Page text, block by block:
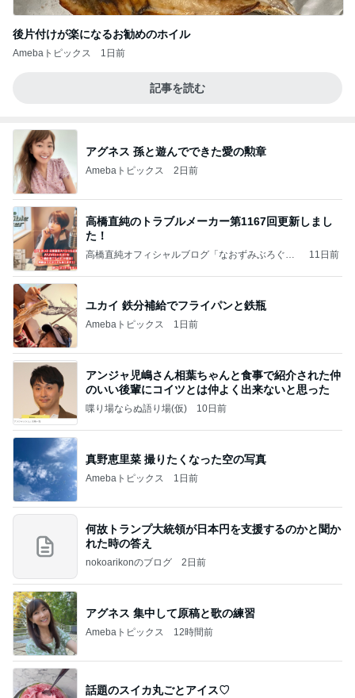
後片付けが楽になるお勧めのホイル
Amebaトピックス 1日前
記事を読む
アグネス 孫と遊んでできた愛の勲章
Amebaトピックス 2日前
高橋直純のトラブルメーカー第1167回更新しまし
た！
高橋直純オフィシャルブログ「なおずみぶろぐ」
11日前
ユカイ 鉄分補給でフライパンと鉄瓶
Amebaトピックス 1日前
アンジャ児嶋さん相葉ちゃんと食事で紹介された仲
のいい後輩にコイツとは仲よく出来ないと思った
喋り場ならぬ語り場(仮) 10日前
真野恵里菜 撮りたくなった空の写真
Amebaトピックス 1日前
何故トランプ大統領が日本円を支援するのかと聞か
れた時の答え
nokoarikonのブログ 2日前
アグネス 集中して原稿と歌の練習
Amebaトピックス 12時間前
話題のスイカ丸ごとアイス♡